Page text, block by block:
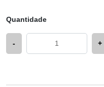
Quantidade
- +